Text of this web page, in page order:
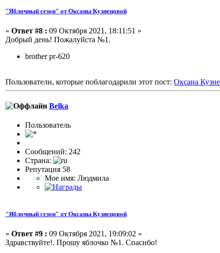
"Яблочный сезон" от Оксаны Кузнецовой
« Ответ #8 : 09 Октября 2021, 18:11:51 »
Добрый день! Пожалуйста №1.
brother pr-620
Пользователи, которые поблагодарили этот пост: Оксана
Belka
Пользовaтeль
Сообщений: 242
Страна:
Репутация 58
Мое имя: Людмила
"Яблочный сезон" от Оксаны Кузнецовой
« Ответ #9 : 09 Октября 2021, 19:09:02 »
Здравствуйте!. Прошу яблочко №1. Спасибо!